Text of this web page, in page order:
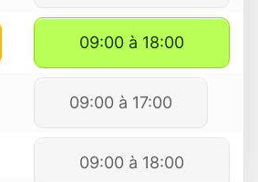
09:00 à 18:00
09:00 à 17:00
09:00 à 18:00